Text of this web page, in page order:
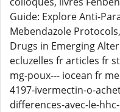
Guide: Explore Anti-
Mebendazole
Drugs in Emerging
ecluzelles fr articles fr
mg-poux--- iocean fr
4197-ivermectin-o-
differences-avec-le-